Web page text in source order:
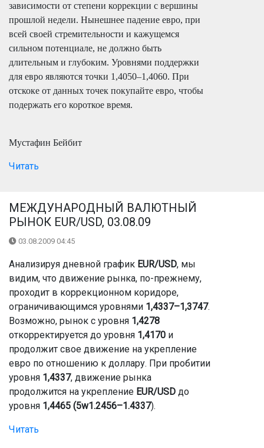
зависимости от степени коррекции с вершины
прошлой недели. Нынешнее падение евро, при
всей своей стремительности и кажущемся
сильном потенциале, не должно быть
длительным и глубоким. Уровнями поддержки
для евро являются точки 1,4050–1,4060. При
отскоке от данных точек покупайте евро, чтобы
подержать его короткое время.
Мустафин Бейбит
Читать
МЕЖДУНАРОДНЫЙ ВАЛЮТНЫЙ
РЫНОК EUR/USD, 03.08.09
03.08.2009 04:45
Анализируя дневной график EUR/USD, мы
видим, что движение рынка, по-прежнему,
проходит в коррекционном коридоре,
ограничивающимся уровнями 1,4337–1,3747.
Возможно, рынок с уровня 1,4278
откорректируется до уровня 1,4170 и
продолжит свое движение на укрепление
евро по отношению к доллару. При пробитии
уровня 1,4337, движение рынка
продолжится на укрепление EUR/USD до
уровня 1,4465 (5w1.2456–1.4337).
Читать